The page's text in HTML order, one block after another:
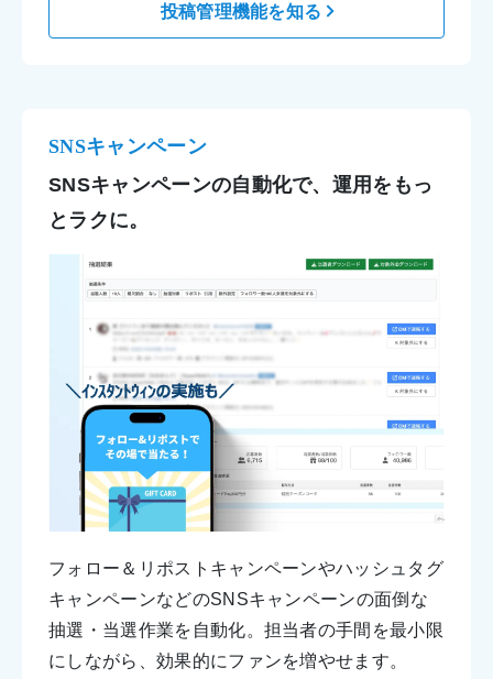
投稿管理機能を知る
SNSキャンペーン
SNSキャンペーンの自動化で、運用をもっ
とラクに。
フォロー＆リポストキャンペーンやハッシュタグ
キャンペーンなどのSNSキャンペーンの面倒な
抽選・当選作業を自動化。担当者の手間を最小限
にしながら、効果的にファンを増やせます。